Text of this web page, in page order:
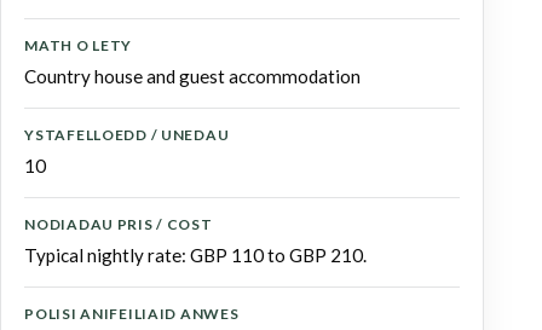
MATH O LETY
Country house and guest accommodation
YSTAFELLOEDD / UNEDAU
10
NODIADAU PRIS / COST
Typical nightly rate: GBP 110 to GBP 210.
POLISI ANIFEILIAID ANWES